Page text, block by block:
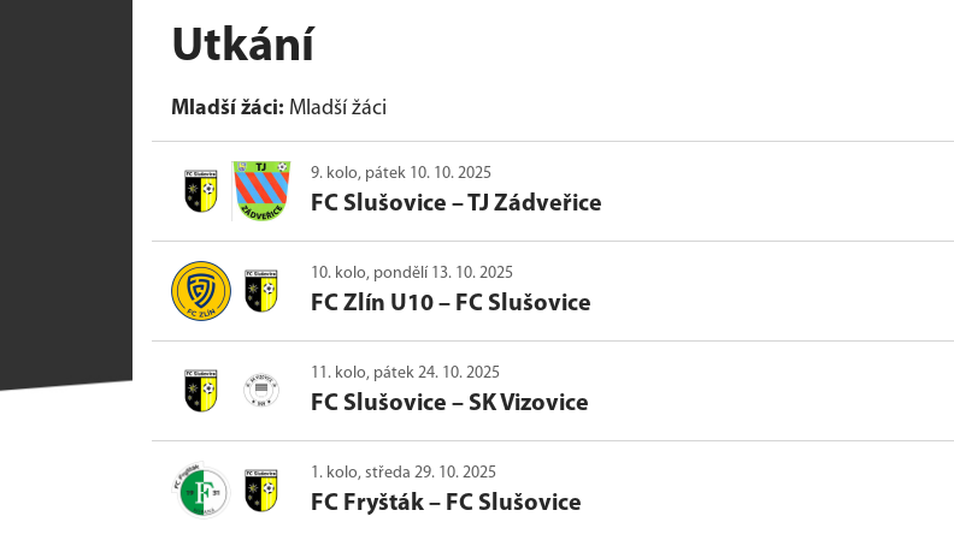
Utkání
Mladší žáci: Mladší žáci
9. kolo, pátek 10. 10. 2025
FC Slušovice –TJ Zádveřice
10. kolo, pondělí 13. 10. 2025
FC Zlín U10 – FC Slušovice
11. kolo, pátek 24. 10. 2025
FC Slušovice – SK Vizovice
1. kolo, středa 29. 10. 2025
FC Fryšták – FC Slušovice